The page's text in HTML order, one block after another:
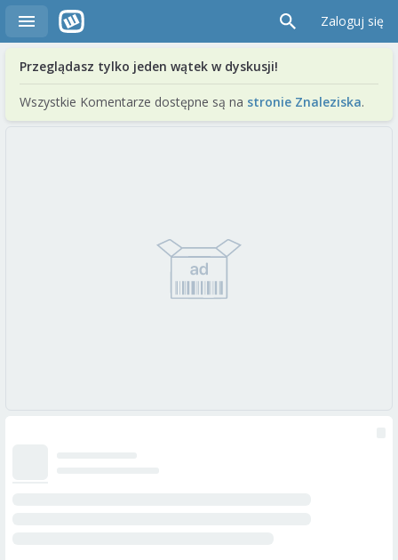
Zaloguj się
Przeglądasz tylko jeden wątek w dyskusji!
Wszystkie Komentarze dostępne są na stronie Znaleziska.